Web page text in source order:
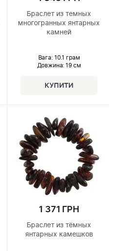
Браслет из темных
многогранных янтарных
камней
Вага: 10.1 грам
Довжина: 19 см
1 371 ГРН
Браслет из тёмных
янтарных камешков